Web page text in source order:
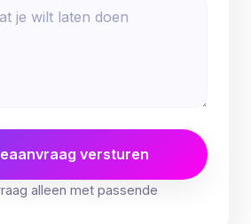
versturen
alleen met passende